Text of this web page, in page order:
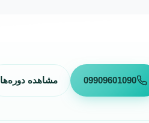
09909601090 مشاهده دوره‌ها